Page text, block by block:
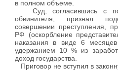
в полном объеме.
Суд, согласившись с
обвинителя, признал
совершении преступления,
РФ (оскорбление
наказания в виде 6
удержанием 10 % из
доход государства.
Приговор не вступил в